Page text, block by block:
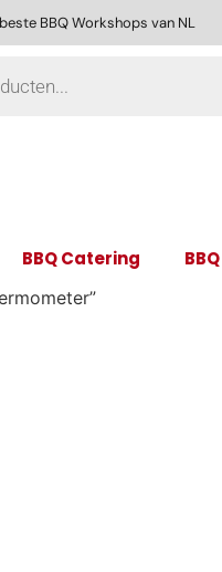
BBQ Workshops van NL
BBQ Catering